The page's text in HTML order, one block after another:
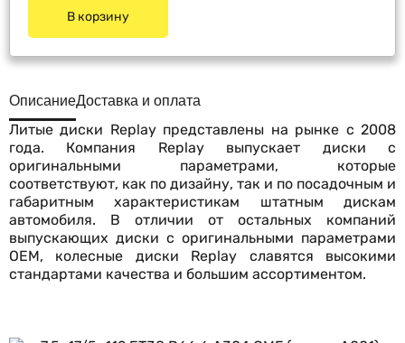
В корзину
ОписаниеДоставка и оплата
Литые диски Replay представлены на рынке с 2008
года. Компания Replay выпускает диски с
оригинальными параметрами, которые
соответствуют, как по дизайну, так и по посадочным и
габаритным характеристикам штатным дискам
автомобиля. В отличии от остальных компаний
выпускающих диски с оригинальными параметрами
OEM, колесные диски Replay славятся высокими
стандартами качества и большим ассортиментом.